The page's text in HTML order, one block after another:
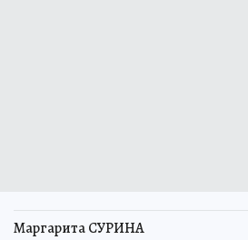
Маргарита СУРИНА